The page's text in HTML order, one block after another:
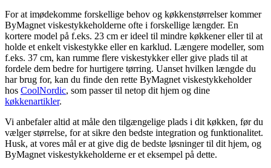
For at imødekomme forskellige behov og køkkenstørrelser kommer
ByMagnet viskestykkeholderne ofte i forskellige længder. En
kortere model på f.eks. 23 cm er ideel til mindre køkkener eller til at
holde et enkelt viskestykke eller en karklud. Længere modeller, som
f.eks. 37 cm, kan rumme flere viskestykker eller give plads til at
fordele dem bedre for hurtigere tørring. Uanset hvilken længde du
har brug for, kan du finde den rette ByMagnet viskestykkeholder
hos CoolNordic, som passer til netop dit hjem og dine
køkkenartikler.
Vi anbefaler altid at måle den tilgængelige plads i dit køkken, før du
vælger størrelse, for at sikre den bedste integration og funktionalitet.
Husk, at vores mål er at give dig de bedste løsninger til dit hjem, og
ByMagnet viskestykkeholderne er et eksempel på dette.